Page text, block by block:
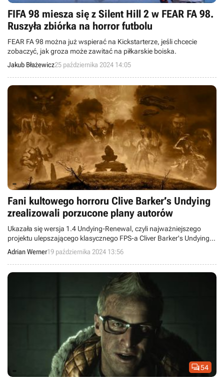
FIFA 98 miesza się z Silent Hill 2 w FEAR FA 98.
Ruszyła zbiórka na horror futbolu
FEAR FA 98 można już wspierać na Kickstarterze, jeśli chcecie
zobaczyć, jak groza może zawitać na piłkarskie boiska.
Jakub Błażewicz25 października 2024 14:05
Fani kultowego horroru Clive Barker’s Undying
zrealizowali porzucone plany autorów
Ukazała się wersja 1.4 Undying-Renewal, czyli najważniejszego
projektu ulepszającego klasycznego FPS-a Cliver Barker's Undying.
Nowa edycja moda wprowadziła do gry multiplayer, który
początkowo był w planach twórców gry.
Adrian Werner19 października 2024 13:56
54